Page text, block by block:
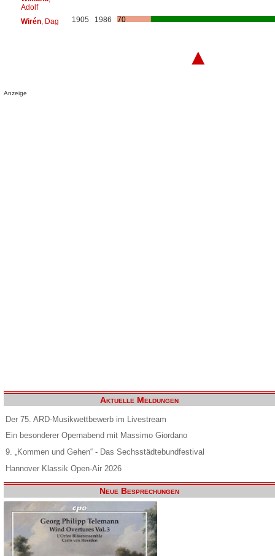
Adolf
Wirén, Dag 1905 1986 70
▲
Anzeige
Aktuelle Meldungen
Der 75. ARD-Musikwettbewerb im Livestream
Ein besonderer Opernabend mit Massimo Giordano
9. „Kommen und Gehen“ - Das Sechsstädtebundfestival
Hannover Klassik Open-Air 2026
Neue Besprechungen